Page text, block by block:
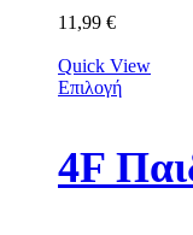
11,99 €
Quick View
Επιλογή